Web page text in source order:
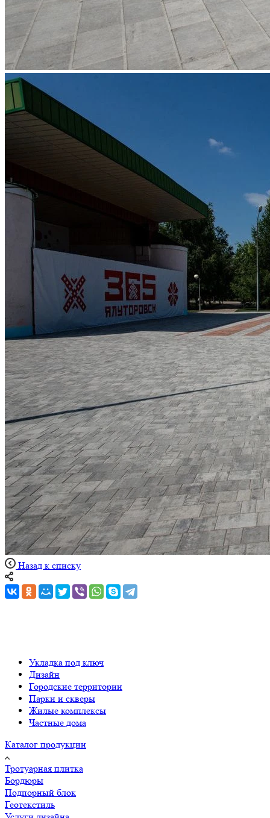
Назад к списку
Укладка под ключ
Дизайн
Городские территории
Парки и скверы
Жилые комплексы
Частные дома
Каталог продукции
Тротуарная плитка
Бордюры
Подпорный блок
Геотекстиль